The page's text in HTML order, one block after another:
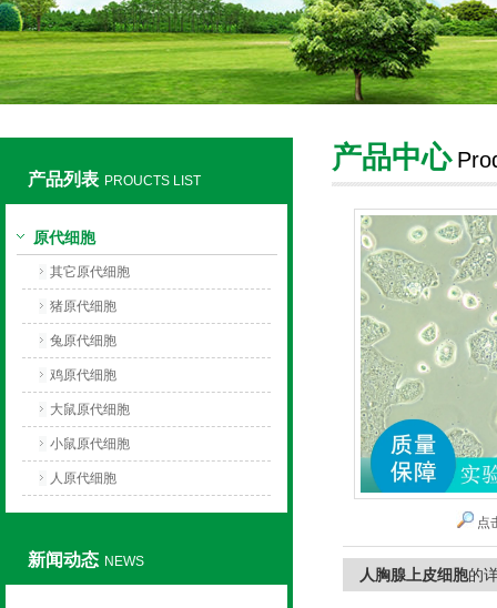
产品列表 PROUCTS LIST
原代细胞
其它原代细胞
猪原代细胞
兔原代细胞
鸡原代细胞
大鼠原代细胞
小鼠原代细胞
人原代细胞
新闻动态 NEWS
产品中心
点
人胸腺上皮细胞的